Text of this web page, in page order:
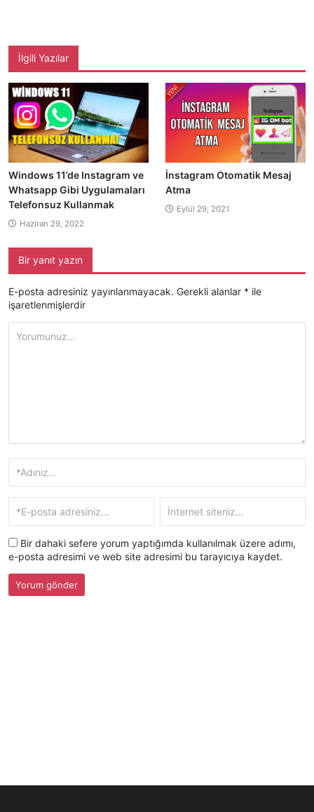
İlgili Yazılar
Windows 11’de Instagram ve
Whatsapp Gibi Uygulamaları
Telefonsuz Kullanmak
Haziran 29, 2022
İnstagram Otomatik Mesaj
Atma
Eylül 29, 2021
Bir yanıt yazın
E-posta adresiniz yayınlanmayacak. Gerekli alanlar * ile
işaretlenmişlerdir
Bir dahaki sefere yorum yaptığımda kullanılmak üzere adımı,
e-posta adresimi ve web site adresimi bu tarayıcıya kaydet.